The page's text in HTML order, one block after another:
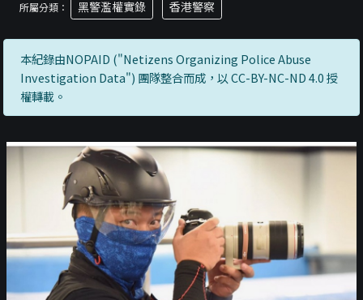
所屬分類： 黑警濫權實錄 香港警察
本紀錄由NOPAID ("Netizens Organizing Police Abuse
Investigation Data") 團隊整合而成，以 CC-BY-NC-ND 4.0 授
權轉載。